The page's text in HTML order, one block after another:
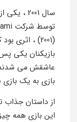
سال 2001
(2001) ،
بازیکنان یکی
عاشقش می شدند.
بازی به یک بازی
از داستان جذاب
این بازی همه